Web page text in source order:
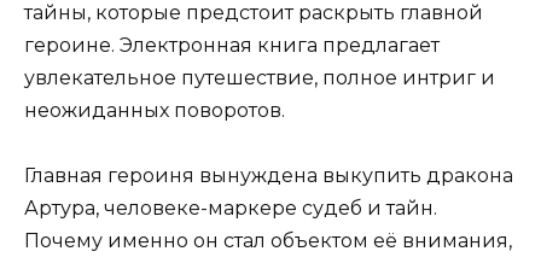
тайны, которые предстоит раскрыть главной
героине. Электронная книга предлагает
увлекательное путешествие, полное интриг и
неожиданных поворотов.
Главная героиня вынуждена выкупить дракона
Артура, человеке-маркере судеб и тайн.
Почему именно он стал объектом её внимания,